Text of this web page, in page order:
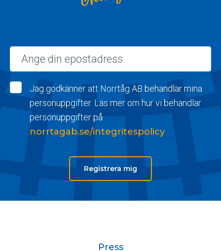
Jag godkänner att Norrtåg AB behandlar mina
personuppgifter. Läs mer om hur vi behandlar
personuppgifter på
norrtagab.se/integritespolicy
Registrera mig
Press